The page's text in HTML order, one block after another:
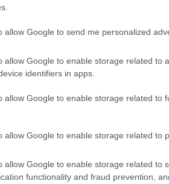
allow Google to send me personalized
allow Google to enable storage related to
identifiers in apps.
allow Google to enable storage related to
allow Google to enable storage related to
allow Google to enable storage related to
functionality and fraud prevention,
newsletteru